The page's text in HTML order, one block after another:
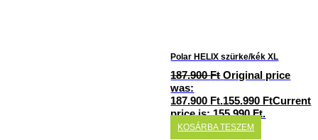
Polar HELIX szürke/kék XL
187.900Ft Original price
was:
187.900 Ft.155.990 FtCurrent
price is: 155.990 Ft.
KOSÁRBA TESZEM